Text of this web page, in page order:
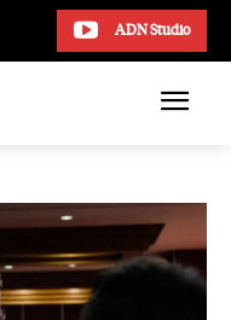
ADN Studio